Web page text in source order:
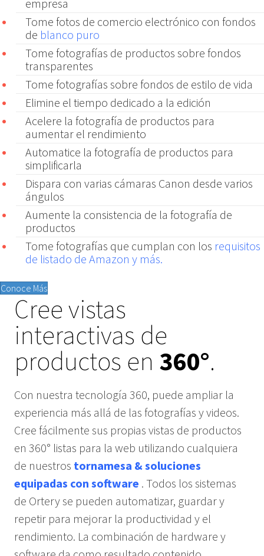
empresa
Tome fotos de comercio electrónico con fondos
de blanco puro
Tome fotografías de productos sobre fondos
transparentes
Tome fotografías sobre fondos de estilo de vida
Elimine el tiempo dedicado a la edición
Acelere la fotografía de productos para
aumentar el rendimiento
Automatice la fotografía de productos para
simplificarla
Dispara con varias cámaras Canon desde varios
ángulos
Aumente la consistencia de la fotografía de
productos
Tome fotografías que cumplan con los requisitos
de listado de Amazon y más.
Conoce Más
Cree vistas
interactivas de
productos en 360°.
Con nuestra tecnología 360, puede ampliar la
experiencia más allá de las fotografías y videos.
Cree fácilmente sus propias vistas de productos
en 360° listas para la web utilizando cualquiera
de nuestros tornamesa & soluciones
equipadas con software . Todos los sistemas
de Ortery se pueden automatizar, guardar y
repetir para mejorar la productividad y el
rendimiento. La combinación de hardware y